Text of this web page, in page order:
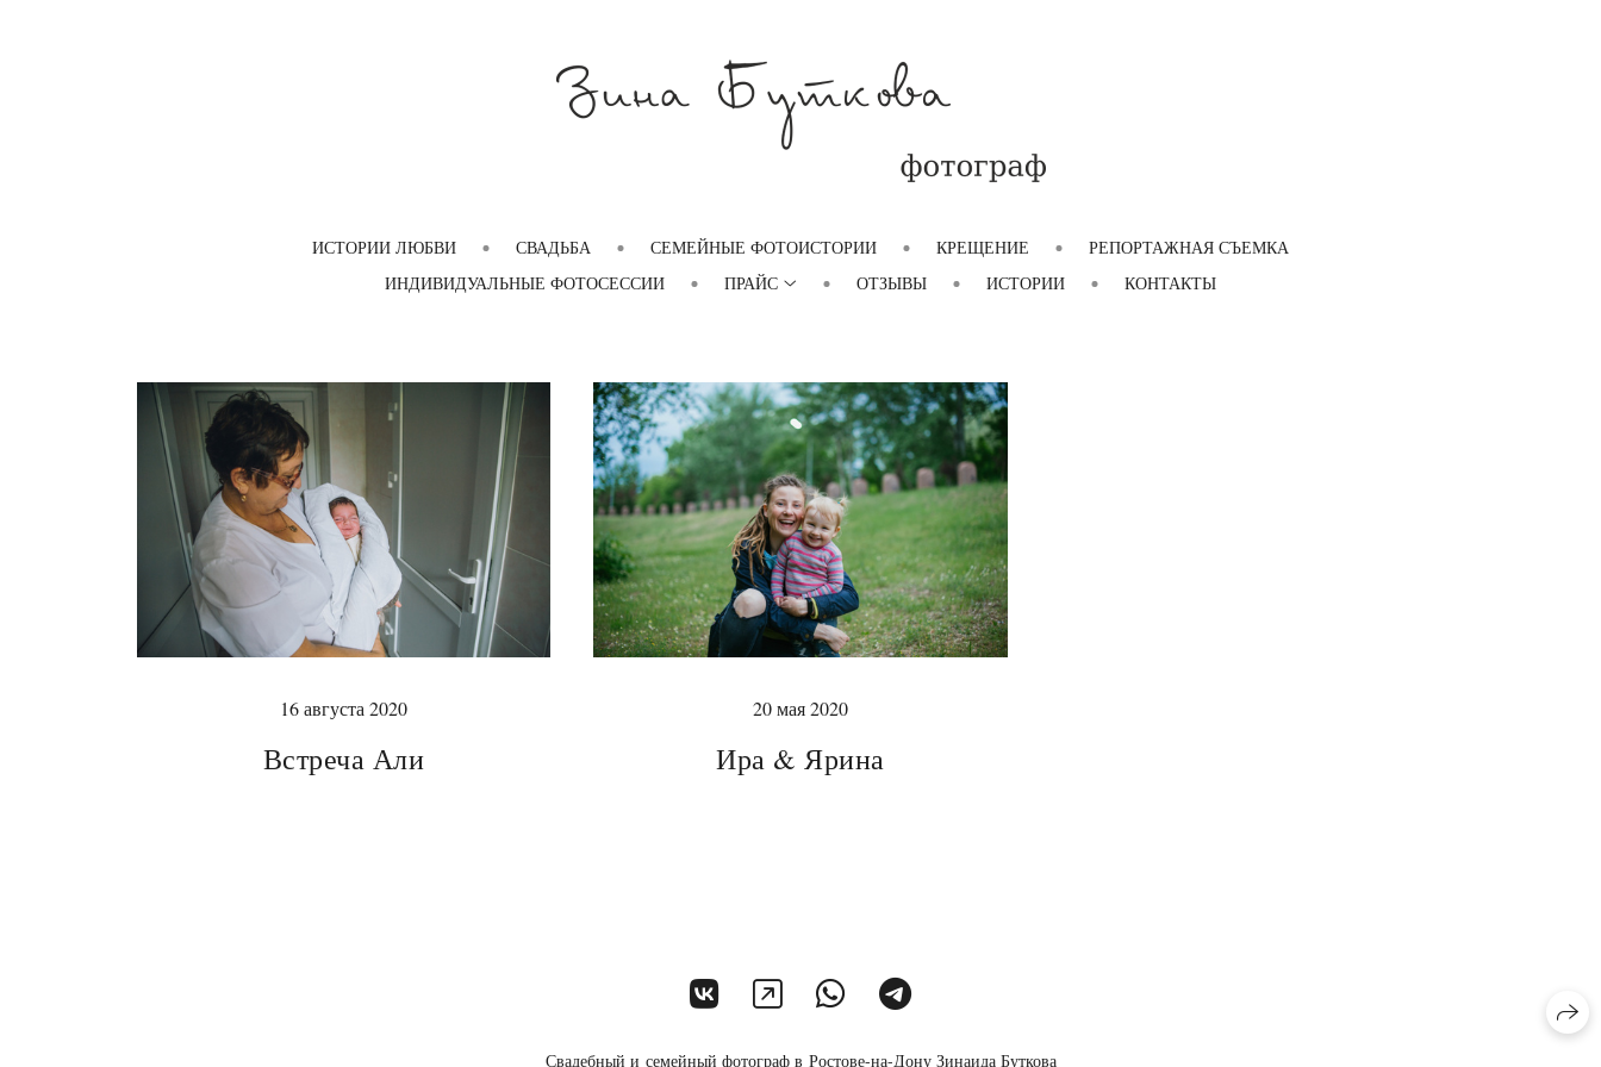
ИСТОРИИ ЛЮБВИ СВАДЬБА СЕМЕЙНЫЕ ФОТОИСТОРИИ КРЕЩЕНИЕ
РЕПОРТАЖНАЯ СЪЕМКА
ИНДИВИДУАЛЬНЫЕ ФОТОСЕССИИ
ПРАЙС ОТЗЫВЫ ИСТОРИИ КОНТАКТЫ
16 августа 2020
Встреча Али
20 мая 2020
Ира & Ярина
Свадебный и семейный фотограф в Ростове-на-Дону Зинаида Буткова